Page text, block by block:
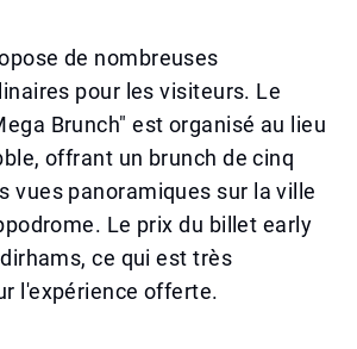
de nombreuses
pour les visiteurs. Le
Brunch" est organisé au lieu
offrant un brunch de cinq
vues panoramiques sur la ville
Le prix du billet early
ce qui est très
l'expérience offerte.